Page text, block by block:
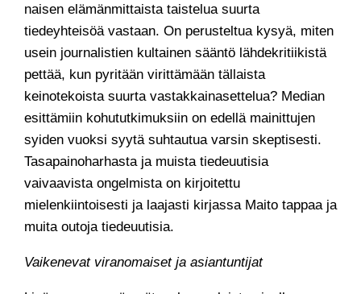
naisen elämänmittaista taistelua suurta
tiedeyhteisöä vastaan. On perusteltua kysyä, miten
usein journalistien kultainen sääntö lähdekritiikistä
pettää, kun pyritään virittämään tällaista
keinotekoista suurta vastakkainasettelua? Median
esittämiin kohututkimuksiin on edellä mainittujen
syiden vuoksi syytä suhtautua varsin skeptisesti.
Tasapainoharhasta ja muista tiedeuutisia
vaivaavista ongelmista on kirjoitettu
mielenkiintoisesti ja laajasti kirjassa Maito tappaa ja
muita outoja tiedeuutisia.
Vaikenevat viranomaiset ja asiantuntijat